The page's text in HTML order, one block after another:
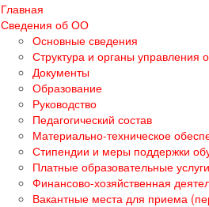
Главная
Сведения об ОО
Основные сведения
Структура и органы управления
Документы
Образование
Руководство
Педагогический состав
Материально-техническое
Стипендии и меры поддержки
Платные образовательные услуги
Финансово-хозяйственная
Вакантные места для приема